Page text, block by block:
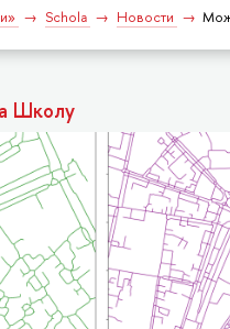
Schola Новости
Школу